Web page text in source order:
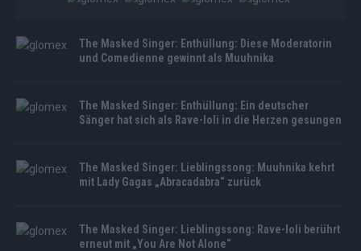
The Masked Singer: Enthüllung: Diese Moderatorin
und Comedienne gewinnt als Muuhnika
The Masked Singer: Enthüllung: Ein deutscher
Sänger hat sich als Rave-Ioli in die Herzen gesungen
The Masked Singer: Lieblingssong: Muuhnika kehrt
mit Lady Gagas „Abracadabra“ zurück
The Masked Singer: Lieblingssong: Rave-Ioli berührt
erneut mit „You Are Not Alone“